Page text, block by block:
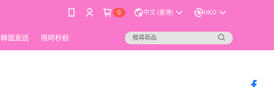
0 中文 (香港) HKD
韓國直送 限時秒殺